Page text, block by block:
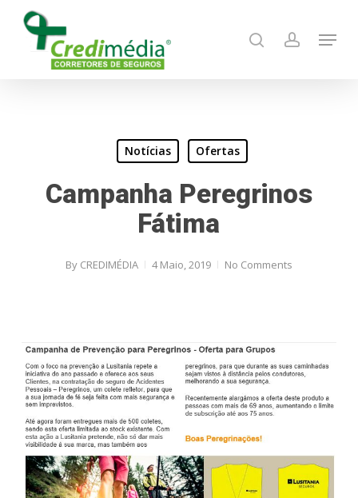
search account
Menu
Notícias Ofertas
Campanha Peregrinos
Fátima
By CREDIMÉDIA 4 Maio, 2019 No Comments